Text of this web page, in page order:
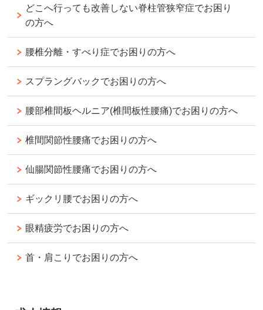
どこへ行っても改善しない脊柱管狭窄症でお困り
の方へ
腰椎分離・すべり症でお困りの方へ
スプラングバックでお困りの方へ
腰部椎間板ヘルニア(椎間板性腰痛)でお困りの方へ
椎間関節性腰痛でお困りの方へ
仙腸関節性腰痛でお困りの方へ
ギックリ腰でお困りの方へ
眼精疲労でお困りの方へ
首・肩こりでお困りの方へ